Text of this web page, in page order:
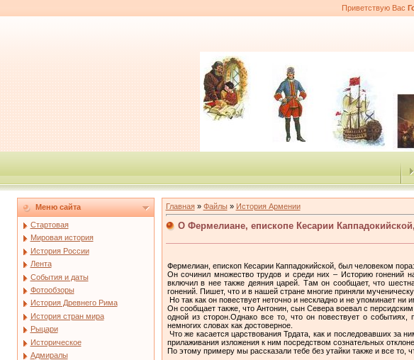
Приветствую Вас
Меню сайта
Стартовая
Мировая история
История России
Лента
События и даты
Фотообзоры
История Древнего Рима
История стран мира
Рыцари
Историческое
Адмиралы
Главная» Файлы» История Армении
О Фермелиане, епископе Кесарии
Фермелиан, епископ Кесарии Каппадокийской, был человеком
Он сочинил множество трудов и среди них – Историю гонений
включил в нее также деяния царей. Там он сообщает, что
гонений. Пишет, что и в нашей стране многие приняли
Но так как он повествует неточно и нескладно и не упоминает
Он сообщает также, что Антонин, сын Севера воевал с
одной из сторон.Однако все то, что он повествует о
немногих словах как достоверное.
Что же касается царствования Трдата, как и последовавших за
прилаживания изложения к ним посредством сознательных
По этому примеру мы рассказали тебе без утайки также и все то,